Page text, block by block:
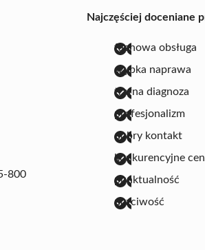
800
Najczęściej doceniane
fachowa obsługa
szybka naprawa
trafna diagnoza
profesjonalizm
dobry kontakt
konkurencyjne
punktualność
uczciwość